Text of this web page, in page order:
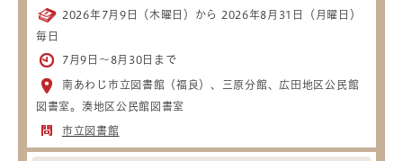
2026年7月9日（木曜日）から 2026年8月31日（月曜日）
毎日
7月9日～8月30日まで
南あわじ市立図書館（福良）、三原分館、広田地区公民館
図書室。湊地区公民館図書室
市立図書館